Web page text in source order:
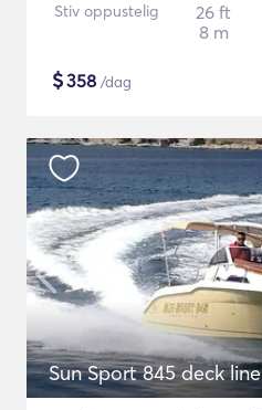
Stiv oppustelig
26 ft
8 m
$358 /dag
Sun Sport 845 deck line